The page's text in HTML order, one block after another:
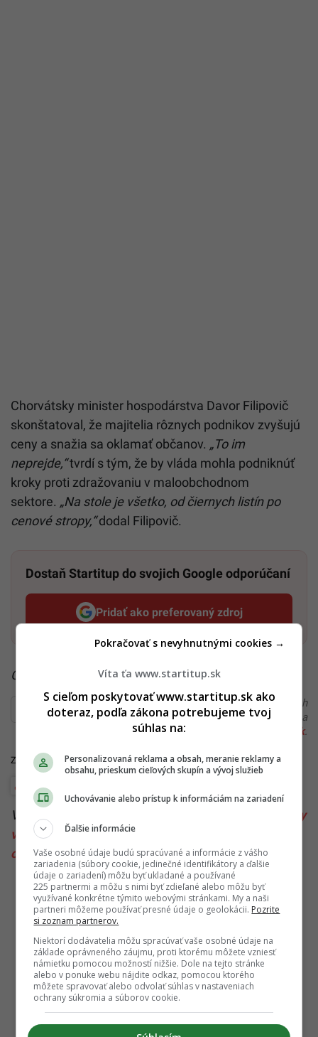
Chorvátsky minister hospodárstva Davor Filipovič
skonštatoval, že majitelia rôznych podnikov zvyšujú
ceny a snažia sa oklamať občanov. „To im
neprejde,“tvrdí s tým, že by vláda mohla podniknúť
kroky proti zdražovaniu v maloobchodnom
sektore. „Na stole je všetko, od čiernych listín po
cenové stropy,“dodal Filipovič.
Dostaň Startitup do svojich Google odporúčaní
Pridať ako preferovaný zdroj
Startitup, odkaz sa otvorí v
Čítaj viac z kategórie: Cestovanie
Ďakujeme, že čítaš Startitup. V prípade, že máš postreh
alebo si našiel v článku chybu, napíš nám na
redakcia@startitup.sk.
Zdroje: Novi List,Slobodna Dalmacija,TREND
Dovolenka
Viac k téme:
ceny
v chorvátsku,ceny v chorvatsku 2023
chorvátsko euro
Víta ťa www.startitup.sk
S cieľom poskytovať www.startitup.sk ako
doteraz, podľa zákona potrebujeme tvoj
súhlas na:
Personalizovaná reklama a obsah, meranie reklamy a
obsahu, prieskum cieľových skupín a vývoj služieb
Uchovávanie alebo prístup k informáciám na zariadení
Ďalšie informácie
Vaše osobné údaje budú spracúvané a informácie z vášho
zariadenia (súbory cookie, jedinečné identifikátory a ďalšie
údaje o zariadení) môžu byť ukladané a používané
225 partnermi a môžu s nimi byť zdieľané alebo môžu byť
využívané konkrétne týmito webovými stránkami. My a naši
partneri môžeme používať presné údaje o geolokácii. Pozrite
si zoznam partnerov.
Niektorí dodávatelia môžu spracúvať vaše osobné údaje na
základe oprávneného záujmu, proti ktorému môžete vzniesť
námietku pomocou možností nižšie. Dole na tejto stránke
alebo v ponuke webu nájdite odkaz, pomocou ktorého
môžete spravovať alebo odvolať súhlas v nastaveniach
ochrany súkromia a súborov cookie.
Pokračovať s nevyhnutnými cookies →